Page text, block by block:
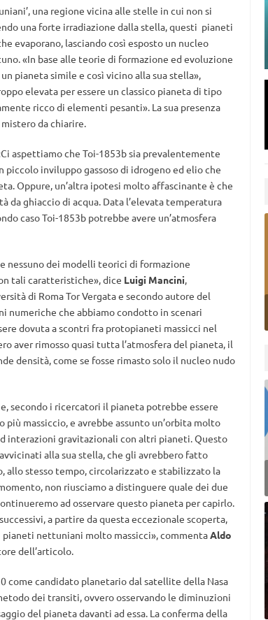
una regione vicina alle stelle in cui non si
una forte irradiazione dalla stella, questi pianeti
evaporano, lasciando così esposto un nucleo
«In base alle teorie di formazione ed evoluzione
pianeta simile e così vicino alla sua stella»,
elevata per essere un classico pianeta di tipo
ricco di elementi pesanti». La sua presenza
da chiarire.
aspettiamo che Toi-1853b sia prevalentemente
piccolo inviluppo gassoso di idrogeno ed elio che
Oppure, un’altra ipotesi molto affascinante è che
da ghiaccio di acqua. Data l’elevata temperatura
caso Toi-1853b potrebbe avere un’atmosfera
nessuno dei modelli teorici di formazione
tali caratteristiche», dice Luigi Mancini,
di Roma Tor Vergata e secondo autore del
numeriche che abbiamo condotto in scenari
dovuta a scontri fra protopianeti massicci nel
aver rimosso quasi tutta l’atmosfera del pianeta, il
densità, come se fosse rimasto solo il nucleo nudo
secondo i ricercatori il pianeta potrebbe essere
massiccio, e avrebbe assunto un’orbita molto
interazioni gravitazionali con altri pianeti. Questo
alla sua stella, che gli avrebbero fatto
allo stesso tempo, circolarizzato e stabilizzato la
non riusciamo a distinguere quale dei due
ad osservare questo pianeta per capirlo.
a partire da questa eccezionale scoperta,
nettuniani molto massicci», commentaAldo
dell’articolo.
candidato planetario dal satellite della Nasa
dei transiti, ovvero osservando le diminuzioni
del pianeta davanti ad essa. La conferma della